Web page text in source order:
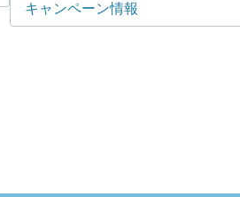
キャンペーン情報